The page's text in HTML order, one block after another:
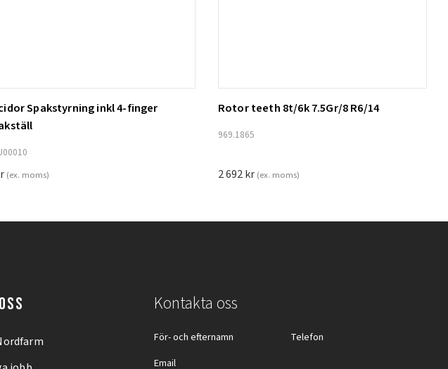
Lägg till i varukorg Lägg till i varukorg
Spakstyrning inkl 4-finger
(ex. moms)
Rotor teeth 8t/6k 7.5Gr/8 R6/14
969.1865
2 692kr (ex. moms)
Kontakta oss